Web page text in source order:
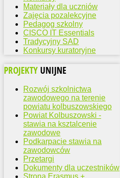
Materiały dla uczniów
Zajęcia pozalekcyjne
Pedagog szkolny
CISCO IT Essentials
Tradycyjny SAD
Konkursy kuratoryjne
PROJEKTY UNIJNE
Rozwój szkolnictwa
zawodowego na terenie
powiatu kolbuszowskiego
Powiat Kolbuszowski -
stawia na ksztalcenie
zawodowe
Podkarpacie stawia na
zawodowców
Przetargi
Dokumenty dla uczestników